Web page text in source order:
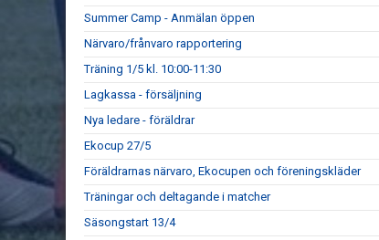
Summer Camp - Anmälan öppen
Närvaro/frånvaro rapportering
Träning 1/5 kl. 10:00-11:30
Lagkassa - försäljning
Nya ledare - föräldrar
Ekocup 27/5
Föräldrarnas närvaro, Ekocupen och föreningskläder
Träningar och deltagande i matcher
Säsongstart 13/4